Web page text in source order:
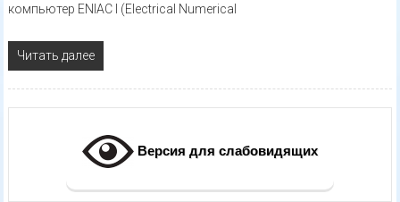
компьютер ENIAC I (Electrical Numerical
Читать далее
Версия для слабовидящих